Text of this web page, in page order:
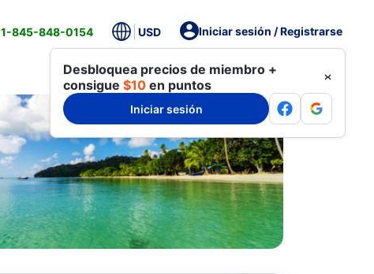
1-845-848-0154 USD Iniciar sesión / Registrarse
Desbloquea precios de miembro +
consigue $10 en puntos
Iniciar sesión